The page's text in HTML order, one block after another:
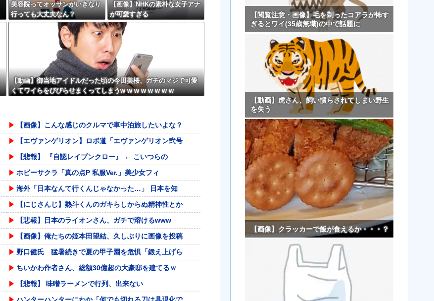
美容院ってオッサンがいきなり
行っても大丈夫なん？
【画像】NHKの素朴な女子アナ
が可愛すぎる
【動画】御当地アイドルだった頃の今田美桜、ガチのマジで可愛
くてワイらをびびらせまくってしまうw w w w w w w w
【画像】こんな感じのクルマで車中泊旅したいよな？
【エヴァンゲリオン】ロボ道「エヴァンゲリオン弐号
【悲報】 『自認レイブンクロー』 ← こいつらの
ホビーサクラ「真の点P 私服Ver.」美少女フィ
海外「日本なんて行くんじゃなかった…」 日本を知
【にじさんじ】熱斗くんのガキらしからぬ精神性とか
【悲報】日本のライオンさん、ガチで溶けるwww
【画像】俺たちの姫本田望結、久しぶりに画像を投稿
野口健氏 猛暑続きで夏の甲子園を危惧「鍛え上げら
ちいかわ作者さん、総額30億超の大豪邸を建てるｗ
【悲報】 味噌ラーメンで行列、出来ない
ハンターハンターにわか「何でも切れる刀は具現化で
【閲覧注意・画像】毛を剃ったコアラが怖す
ぎるとワイ(35歳無職)の中で話題に
【動画】虎さん、飼い慣らされてしまい野生
を失う
【画像】クラッカーで飯が食えるか・・・？